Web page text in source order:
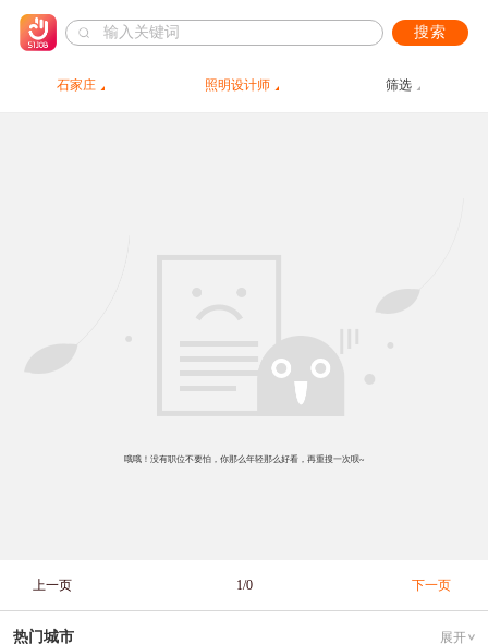
搜索
石家庄 照明设计师 筛选
哦哦！没有职位不要怕，你那么年轻那么好看，再重搜一次呗~
上一页 1/0 下一页
热门城市 展开